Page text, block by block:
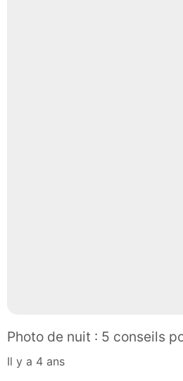
Photo de nuit : 5 conseils
il y a 4 ans